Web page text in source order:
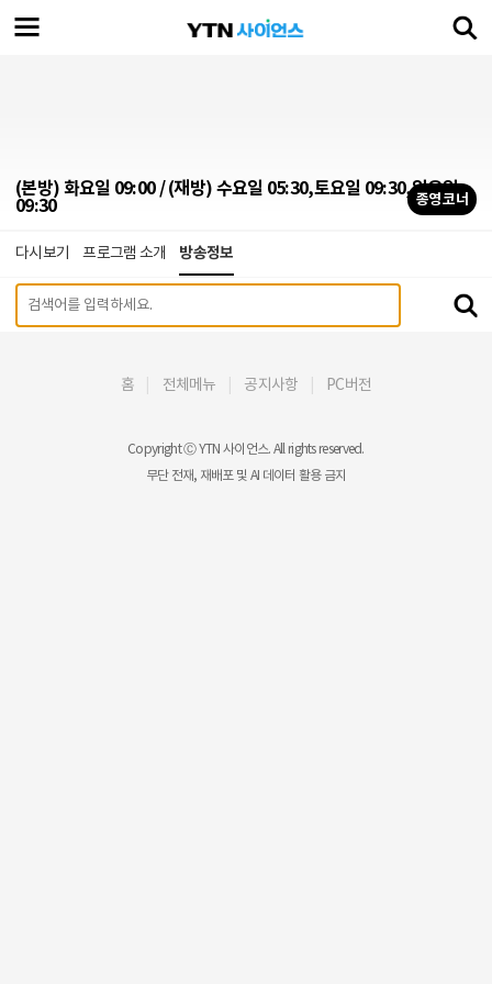
(본방) 화요일 09:00 / (재방) 수요일 05:30,토요일 09:30,일요일
09:30 종영 코너
다시보기 프로그램 소개 방송정보
홈 전체메뉴 공지사항 PC버전
Copyright Ⓒ YTN 사이언스. All rights reserved.
무단 전재, 재배포 및 AI 데이터 활용 금지